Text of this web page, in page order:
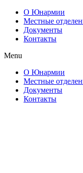
О Юнармии
Местные
Документы
Контакты
Menu
О Юнармии
Местные
Документы
Контакты